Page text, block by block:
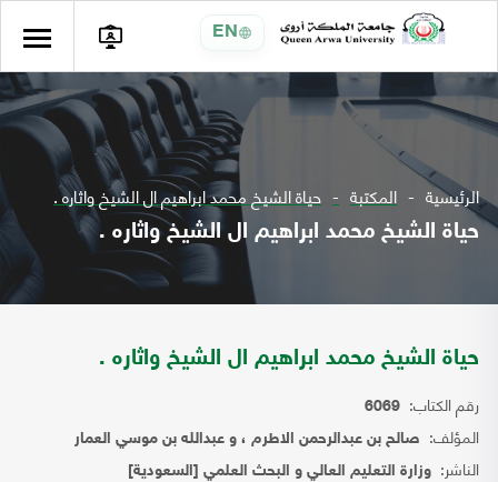
EN
الرئيسية المكتبة حياة الشيخ محمد ابراهيم ال الشيخ واثاره .
حياة الشيخ محمد ابراهيم ال الشيخ واثاره .
حياة الشيخ محمد ابراهيم ال الشيخ واثاره .
رقم الكتاب: 6069
المؤلف: صالح بن عبدالرحمن الاطرم ، و عبدالله بن موسي العمار
الناشر: وزارة التعليم العالي و البحث العلمي [السعودية]